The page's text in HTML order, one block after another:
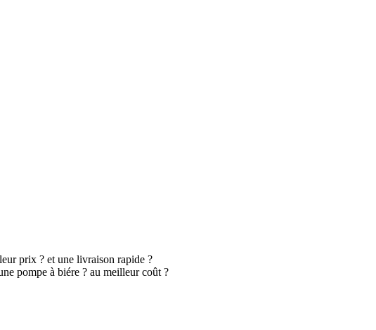
prix ? et une livraison rapide ?
pompe à biére ? au meilleur coût ?